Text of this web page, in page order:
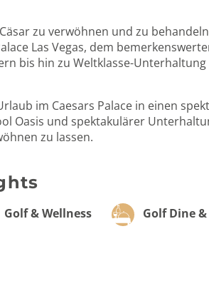
zu verwöhnen und zu
Las Vegas, dem
bis hin zu Weltklasse-Unterhaltung
im Caesars Palace in einen
Oasis und spektakulärer
zu lassen.
Golf & Wellness Golf Dine